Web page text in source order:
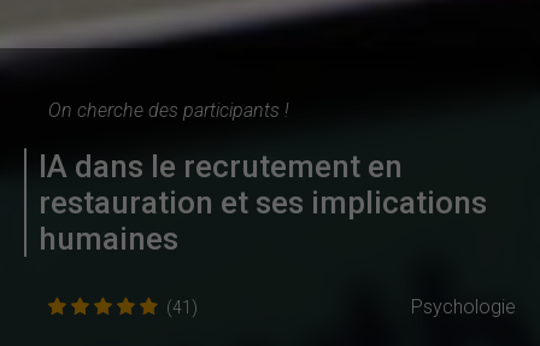
On cherche des participants !
IA dans le recrutement en
restauration et ses implications
humaines
(41) Psychologie